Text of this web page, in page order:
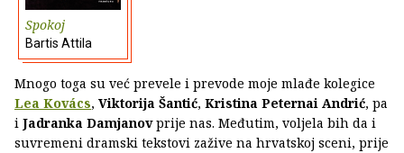
Spokoj
Bartis Attila
Mnogo toga su već prevele i prevode moje mlađe kolegice
Lea Kovács, Viktorija Šantić, Kristina Peternai Andrić, pa
i Jadranka Damjanovprije nas. Međutim, voljela bih da i
suvremeni dramski tekstovi zažive na hrvatskoj sceni, prije